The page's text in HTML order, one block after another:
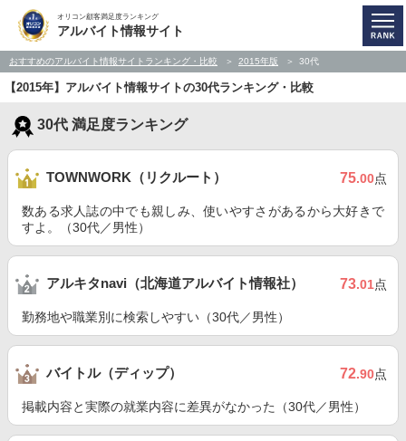
オリコン顧客満足度ランキング
アルバイト情報サイト
おすすめのアルバイト情報サイトランキング・比較 2015年版 30代
【2015年】アルバイト情報サイトの30代ランキング・比較
30代 満足度ランキング
TOWNWORK（リクルート） 75.00点
数ある求人誌の中でも親しみ、使いやすさがあるから大好きで
すよ。（30代／男性）
アルキタnavi（北海道アルバイト情報社） 73.01点
勤務地や職業別に検索しやすい（30代／男性）
バイトル（ディップ） 72.90点
掲載内容と実際の就業内容に差異がなかった（30代／男性）